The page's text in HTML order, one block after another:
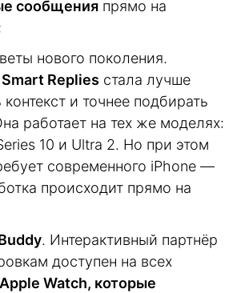
сообщения прямо на
нового поколения.
Replies стала лучше
и точнее подбирать
работает на тех же моделях:
10 и Ultra 2. Но при этом
современного iPhone —
происходит прямо на
. Интерактивный партнёр
доступен на всех
Apple Watch, которые